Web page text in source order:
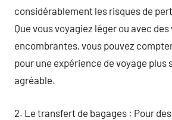
considérablement les risques de
Que vous voyagiez léger ou avec
encombrantes, vous pouvez
pour une expérience de voyage plus
agréable.
2. Le transfert de bagages : Pour